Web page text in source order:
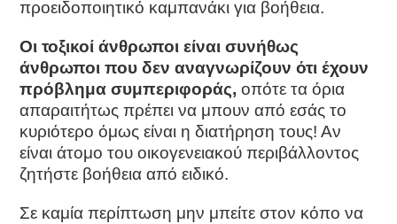
προειδοποιητικό καμπανάκι για βοήθεια.
Οι τοξικοί άνθρωποι είναι συνήθως
άνθρωποι που δεν αναγνωρίζουν ότι έχουν
πρόβλημα συμπεριφοράς, οπότε τα όρια
απαραιτήτως πρέπει να μπουν από εσάς το
κυριότερο όμως είναι η διατήρηση τους! Αν
είναι άτομο του οικογενειακού περιβάλλοντος
ζητήστε βοήθεια από ειδικό.
Σε καμία περίπτωση μην μπείτε στον κόπο να